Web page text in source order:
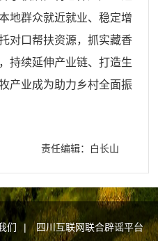
地群众就近就业、稳定增
对口帮扶资源，抓实藏香
持续延伸产业链、打造生
产业成为助力乡村全面振
责任编辑：白长山
们 |
四川互联网联合辟谣平台